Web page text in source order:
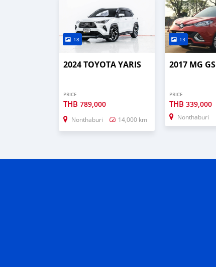
18
2024 TOYOTA YARIS
PRICE
THB 789,000
Nonthaburi 14,000 km
13
2017 MG GS
PRICE
THB339,000
Nonthaburi